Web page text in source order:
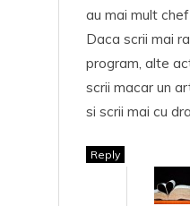
au mai mult
Daca scrii mai
program, alte
scrii macar un
si scrii mai cu
Reply